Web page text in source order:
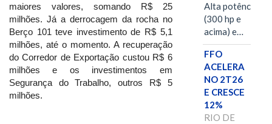
maiores valores, somando R$ 25
milhões. Já a derrocagem da rocha no
Berço 101 teve investimento de R$ 5,1
milhões, até o momento. A recuperação
do Corredor de Exportação custou R$ 6
milhões e os investimentos em
Segurança do Trabalho, outros R$ 5
milhões.
Alta potência
(300 hp e
acima) e…
FFO
ACELERA
NO 2T26
E CRESCE
12%
RIO DE